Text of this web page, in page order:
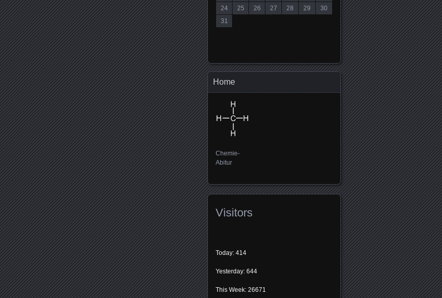
24
25 26 27 28 29
30
31
Home
Chemie-
Abitur
Visitors
Today: 414
Yesterday: 644
This Week: 26671